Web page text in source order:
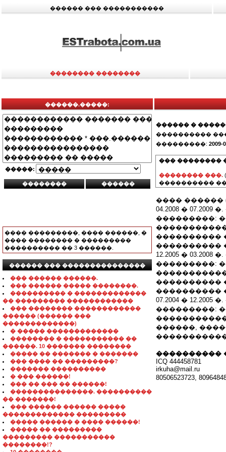
������ ��� �����������
�������� ��������
������.�����:
�����:
���� ���������, ���� ������, �
���� �������� � ���������
���������� �� 3 ������.
������ ��� ���������������
��� ������ ������.
��� ������ ����� ��������.
���������� � �������������
�� ��������� ������������
��� �������� ������������
������ (������ ���
�������������)
� ����� �������������
�������� � ����������� ��
������. 10 ������� ��������
����� �� ������� � �������
��� ���� �� ���������?
������� ����������
� ��� ������!
��� �� ��� �� ������!
���������������. ����������
�� �������!
��� ������ ������ �����
������������� ���������
����� ������ � ���� ������!
����� �� ���������
��������� �����������
��������!?
������ �
����������
���������: 2009-
��� ��������
�������� ���.
����������
���� ������
04.2008 �
���������:
����������
����������
12.2005 �
���������:
����������
����������
07.2004 �
���������:
������,
����������
ICQ 444458781
irkuha@mail.ru
80506523723,